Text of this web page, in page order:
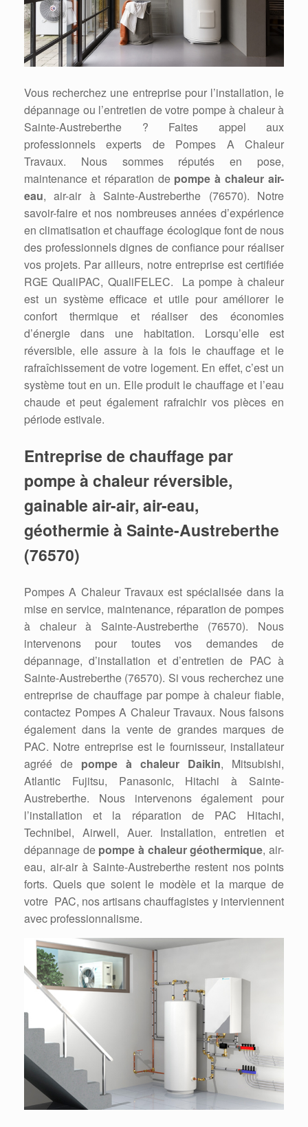
Vous recherchez une entreprise pour l’installation, le
dépannage ou l’entretien de votre pompe à chaleur à
Sainte-Austreberthe ? Faites appel aux
professionnels experts de Pompes A Chaleur
Travaux. Nous sommes réputés en pose,
maintenance et réparation de pompe à chaleur air-
eau, air-air à Sainte-Austreberthe (76570). Notre
savoir-faire et nos nombreuses années d’expérience
en climatisation et chauffage écologique font de nous
des professionnels dignes de confiance pour réaliser
vos projets. Par ailleurs, notre entreprise est certifiée
RGE QualiPAC, QualiFELEC. La pompe à chaleur
est un système efficace et utile pour améliorer le
confort thermique et réaliser des économies
d’énergie dans une habitation. Lorsqu’elle est
réversible, elle assure à la fois le chauffage et le
rafraîchissement de votre logement. En effet, c’est un
système tout en un. Elle produit le chauffage et l’eau
chaude et peut également rafraichir vos pièces en
période estivale.
Entreprise de chauffage par
pompe à chaleur réversible,
gainable air-air, air-eau,
géothermie à Sainte-Austreberthe
(76570)
Pompes A Chaleur Travaux est spécialisée dans la
mise en service, maintenance, réparation de pompes
à chaleur à Sainte-Austreberthe (76570). Nous
intervenons pour toutes vos demandes de
dépannage, d’installation et d’entretien de PAC à
Sainte-Austreberthe (76570). Si vous recherchez une
entreprise de chauffage par pompe à chaleur fiable,
contactez Pompes A Chaleur Travaux. Nous faisons
également dans la vente de grandes marques de
PAC. Notre entreprise est le fournisseur, installateur
agréé de pompe à chaleur Daikin, Mitsubishi,
Atlantic Fujitsu, Panasonic, Hitachi à Sainte-
Austreberthe. Nous intervenons également pour
l’installation et la réparation de PAC Hitachi,
Technibel, Airwell, Auer. Installation, entretien et
dépannage de pompe à chaleur géothermique, air-
eau, air-air à Sainte-Austreberthe restent nos points
forts. Quels que soient le modèle et la marque de
votre PAC, nos artisans chauffagistes y interviennent
avec professionnalisme.